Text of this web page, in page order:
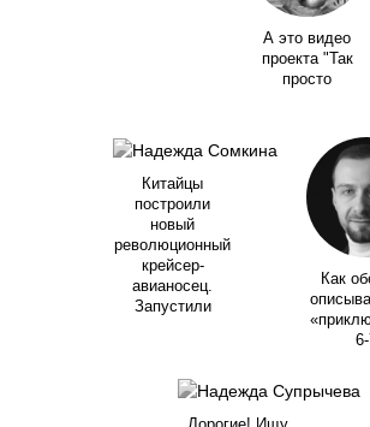
А это видео
проекта "Так
просто
Китайцы
построили
новый
революционный
крейсер-
авианосец.
Запустили
Как